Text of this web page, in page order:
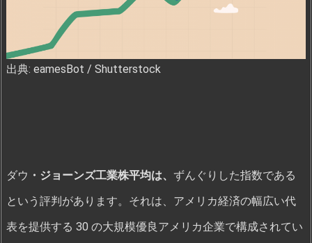
出典: eamesBot / Shutterstock
ダウ ・ジョーンズ工業株平均は、 ずんぐりした指数である
という評判があります。それは、アメリカ経済の幅広い代
表を提供する 30 の大規模優良アメリカ企業で構成されてい